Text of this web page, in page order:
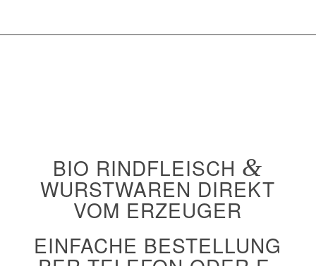
BIO RINDFLEISCH &
WURSTWAREN DIREKT
VOM ERZEUGER
EINFACHE BESTELLUNG